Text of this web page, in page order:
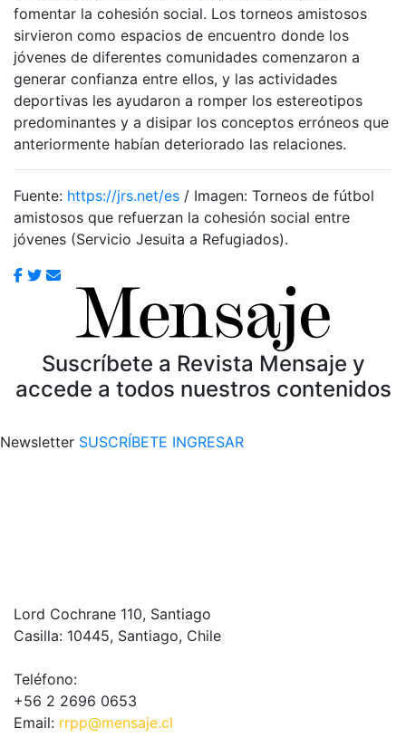
fomentar la cohesión social. Los torneos amistosos
sirvieron como espacios de encuentro donde los
jóvenes de diferentes comunidades comenzaron a
generar confianza entre ellos, y las actividades
deportivas les ayudaron a romper los estereotipos
predominantes y a disipar los conceptos erróneos que
anteriormente habían deteriorado las relaciones.
Fuente: https://jrs.net/es / Imagen: Torneos de fútbol
amistosos que refuerzan la cohesión social entre
jóvenes (Servicio Jesuita a Refugiados).
Suscríbete a Revista Mensaje y
accede a todos nuestros contenidos
Newsletter SUSCRÍBETE INGRESAR
Lord Cochrane 110, Santiago
Casilla: 10445, Santiago, Chile
Teléfono:
+56 2 2696 0653
Email: rrpp@mensaje.cl